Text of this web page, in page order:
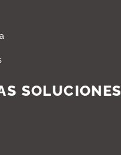
SOLUCIONES